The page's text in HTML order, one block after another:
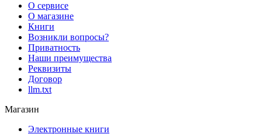
О сервисе
О магазине
Книги
Возникли вопросы?
Приватность
Наши преимущества
Реквизиты
Договор
llm.txt
Магазин
Электронные книги